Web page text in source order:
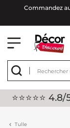
Commandez
⭐⭐⭐⭐⭐
Tulle